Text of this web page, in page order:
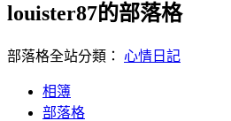
louister87的部落格
部落格全站分類： 心情日記
相簿
部落格